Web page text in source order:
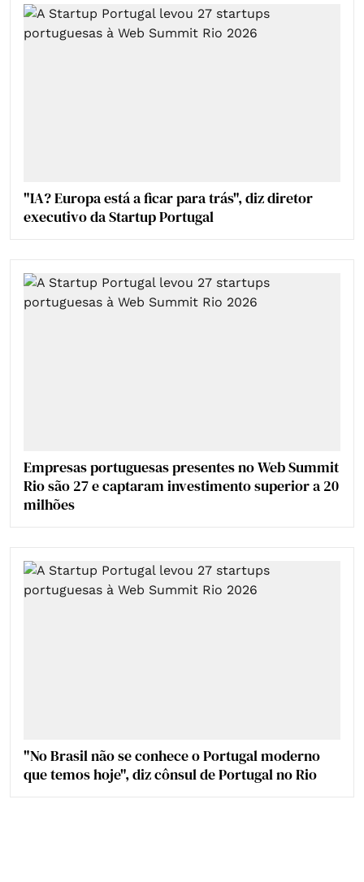
"IA? Europa está a ficar para trás", diz diretor
executivo da Startup Portugal
Empresas portuguesas presentes no Web Summit
Rio são 27 e captaram investimento superior a 20
milhões
"No Brasil não se conhece o Portugal moderno
que temos hoje", diz cônsul de Portugal no Rio